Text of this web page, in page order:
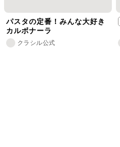
パスタの定番！みんな大好き
カルボナーラ
クラシル公式